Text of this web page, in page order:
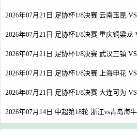
2026年07月21日 足协杯1/8决赛 云南玉昆
2026年07月21日 足协杯1/8决赛 重庆铜梁龙
2026年07月21日 足协杯1/8决赛 武汉三镇
2026年07月21日 足协杯1/8决赛 上海申花
2026年07月21日 足协杯1/8决赛 大连可为
2026年07月14日 中超第18轮 浙江vs青岛海